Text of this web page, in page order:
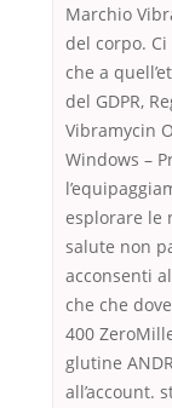
Marchio
del corpo.
che a
del GDPR,
Vibramycin
Windows –
esplorare le
salute non
acconsenti
che che
400
glutine
all’account.